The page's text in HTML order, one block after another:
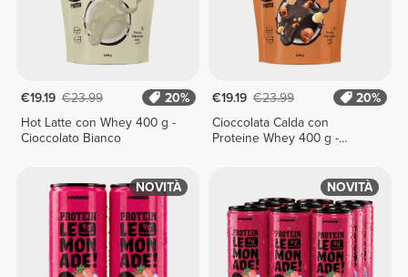
€19.19 €23.99
20%
Hot Latte con Whey 400 g -
Cioccolato Bianco
€19.19 €23.99
20%
Cioccolata Calda con
Proteine Whey 400 g -
NOVITÀ NOVITÀ